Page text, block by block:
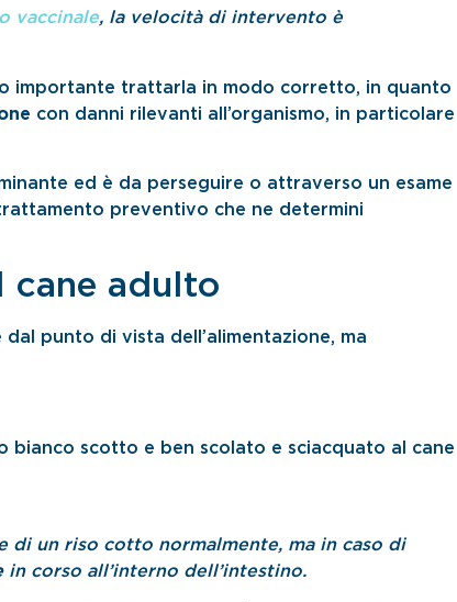
vaccinale, la velocità di intervento è
importante trattarla in modo corretto, in quanto
con danni rilevanti all’organismo, in particolare
ed è da perseguire o attraverso un esame
preventivo che ne determini
cane adulto
punto di vista dell’alimentazione, ma
bianco scotto e ben scolato e sciacquato al cane
un riso cotto normalmente, ma in caso di
in corso all’interno dell’intestino.